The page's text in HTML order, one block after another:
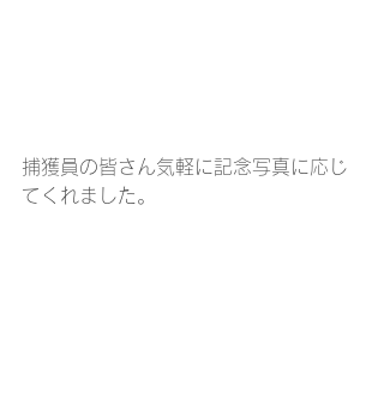
捕獲員の皆さん気軽に記念写真に応じ
てくれました。